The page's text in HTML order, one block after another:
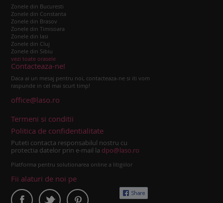
Zonele din Bucuresti
Zonele din Constanta
Zonele din Brasov
Zonele din Timisoara
Zonele din Iasi
Zonele din Cluj
Zonele din Sibiu
vezi toate orasele
Contacteaza-ne!
Daca ai un mesaj pentru noi, contacteaza-ne si iti vom
raspunde in cel mai scurt timp!
office@laso.ro
Termeni si conditii
Politica de confidentialitate
Puteti contacta responsabilul nostru cu
protectia datelor prin e-mail la dpo@laso.ro
Platforma pentru solutionarea online a litigiilor
Fii alaturi de noi pe